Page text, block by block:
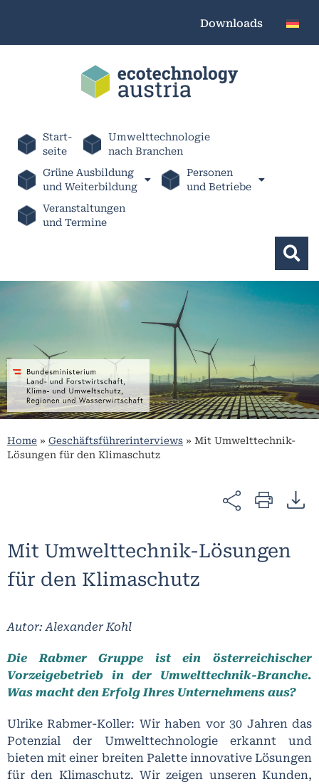
Downloads
Start-
seite
Umwelttechnologie
nach Branchen
Grüne Ausbildung
und Weiterbildung
Personen
und Betriebe
Veranstaltungen
und Termine
Home » Geschäftsführerinterviews » Mit Umwelttechnik-
Lösungen für den Klimaschutz
Mit Umwelttechnik-Lösungen
für den Klimaschutz
Autor: Alexander Kohl
Die Rabmer Gruppe ist ein österreichischer
Vorzeigebetrieb in der Umwelttechnik-Branche.
Was macht den Erfolg Ihres Unternehmens aus?
Ulrike Rabmer-Koller: Wir haben vor 30 Jahren das
Potenzial der Umwelttechnologie erkannt und
bieten mit einer breiten Palette innovative Lösungen
für den Klimaschutz. Wir zeigen unseren Kunden,